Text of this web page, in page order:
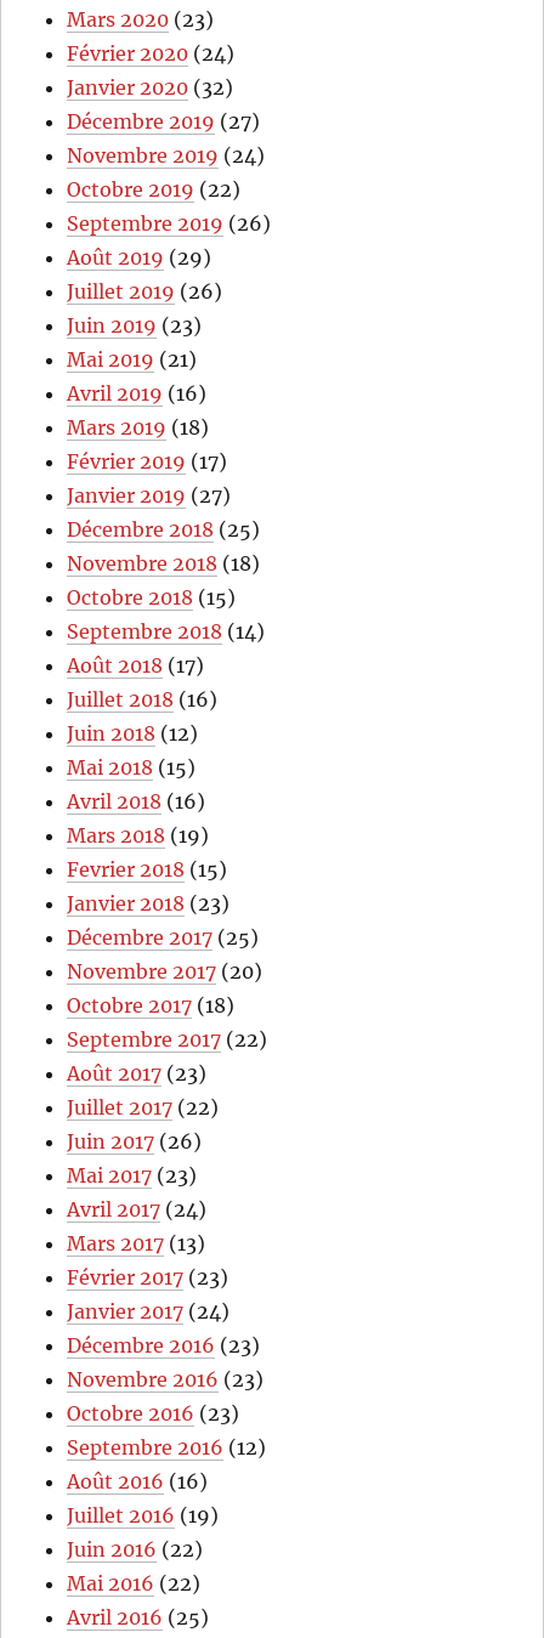
Mars 2020 (23)
Février 2020 (24)
Janvier 2020 (32)
Décembre 2019 (27)
Novembre 2019 (24)
Octobre 2019 (22)
Septembre 2019 (26)
Août 2019 (29)
Juillet 2019 (26)
Juin 2019 (23)
Mai 2019 (21)
Avril 2019 (16)
Mars 2019 (18)
Février 2019 (17)
Janvier 2019 (27)
Décembre 2018 (25)
Novembre 2018 (18)
Octobre 2018 (15)
Septembre 2018 (14)
Août 2018 (17)
Juillet 2018 (16)
Juin 2018 (12)
Mai 2018 (15)
Avril 2018 (16)
Mars 2018 (19)
Fevrier 2018 (15)
Janvier 2018 (23)
Décembre 2017 (25)
Novembre 2017 (20)
Octobre 2017 (18)
Septembre 2017 (22)
Août 2017 (23)
Juillet 2017 (22)
Juin 2017 (26)
Mai 2017 (23)
Avril 2017 (24)
Mars 2017 (13)
Février 2017 (23)
Janvier 2017 (24)
Décembre 2016 (23)
Novembre 2016 (23)
Octobre 2016 (23)
Septembre 2016 (12)
Août 2016 (16)
Juillet 2016 (19)
Juin 2016 (22)
Mai 2016 (22)
Avril 2016 (25)